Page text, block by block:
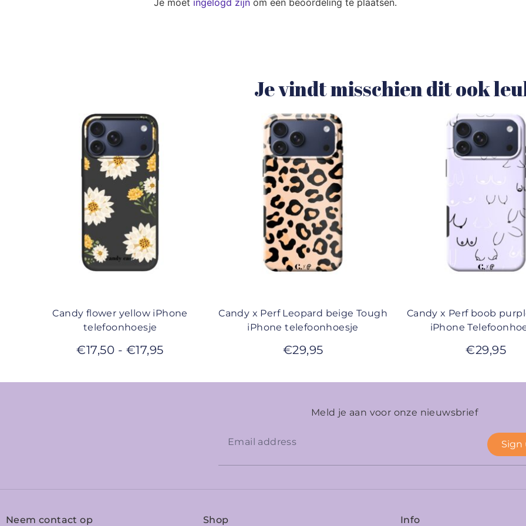
Je moet ingelogd zijn om een beoordeling te plaatsen.
Je vindt misschien dit ook
Candy flower yellow iPhone
telefoonhoesje
€17,50 - €17,95
Candy x Perf Leopard beige Tough
iPhone telefoonhoesje
€29,95
Candy x Perf boob
iPhone
€29,95
Meld je aan voor onze nieuwsbrief
Sign
Neem contact op Shop Info